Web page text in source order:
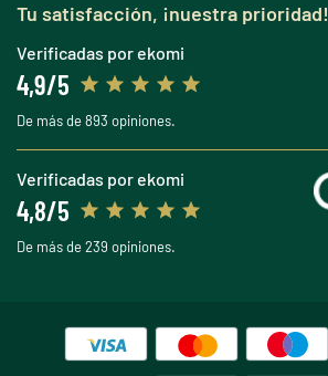
Tu satisfacción, ¡nuestra prioridad!
Verificadas por ekomi
4,9/5
De más de 893 opiniones.
Verificadas por ekomi
4,8/5
De más de 239 opiniones.